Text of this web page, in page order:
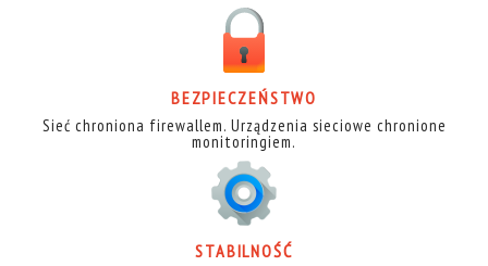
BEZPIECZEŃSTWO
Sieć chroniona firewallem. Urządzenia sieciowe chronione
monitoringiem.
STABILNOŚĆ